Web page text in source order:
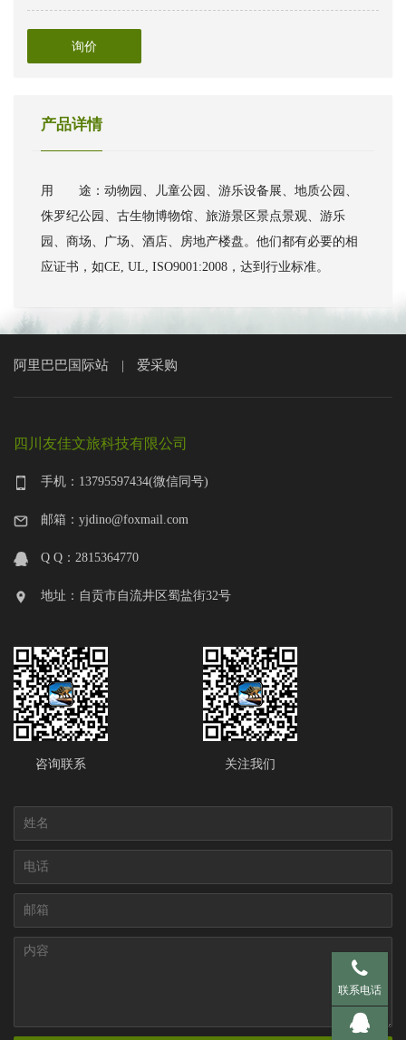
询价
产品详情
用 途：动物园、儿童公园、游乐设备展、地质公园、
侏罗纪公园、古生物博物馆、旅游景区景点景观、游乐
园、商场、广场、酒店、房地产楼盘。他们都有必要的相
应证书，如CE, UL, ISO9001:2008，达到行业标准。
阿里巴巴国际站 爱采购
四川友佳文旅科技有限公司
手机：13795597434(微信同号)
邮箱：yjdino@foxmail.com
Q Q：2815364770
地址：自贡市自流井区蜀盐街32号
咨询联系 关注我们
联系电话
手机 137-
QQ